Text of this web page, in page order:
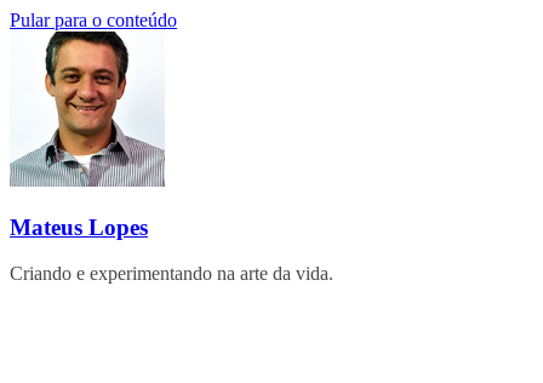
Pular para o conteúdo
Mateus Lopes
Criando e experimentando na arte da vida.